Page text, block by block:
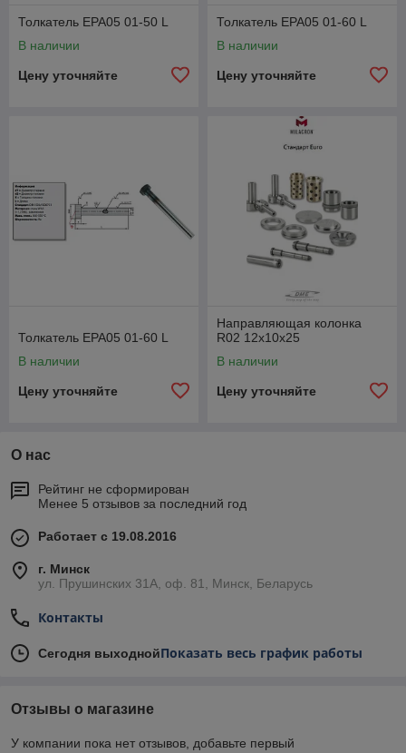
Толкатель EPA05 01-50 L
В наличии
Цену уточняйте
Толкатель EPA05 01-60 L
В наличии
Цену уточняйте
Толкатель EPA05 01-60 L
В наличии
Цену уточняйте
Направляющая колонка
R02 12x10x25
В наличии
Цену уточняйте
О нас
Рейтинг не сформирован
Менее 5 отзывов за последний год
Работает с 19.08.2016
г. Минск
ул. Прушинских 31А, оф. 81, Минск, Беларусь
Контакты
Сегодня выходнойПоказать весь график работы
Отзывы о магазине
У компании пока нет отзывов, добавьте первый